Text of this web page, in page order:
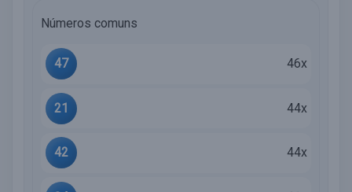
Números comuns
47 46x
21 44x
42 44x